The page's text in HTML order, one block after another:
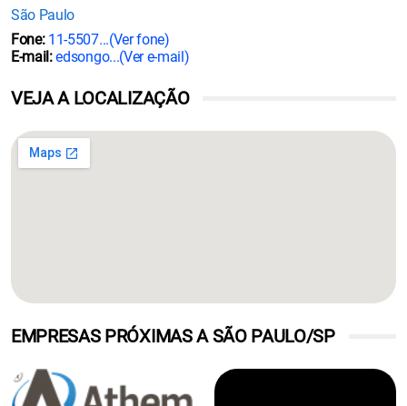
São Paulo
Fone: 11-5507...(Ver fone)
E-mail:edsongo...(Ver e-mail)
VEJA A LOCALIZAÇÃO
EMPRESAS PRÓXIMAS A SÃO PAULO/SP